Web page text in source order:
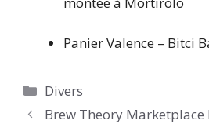
Panier Valence – Bitci
Catégories
Divers
Brew Theory Marketplace